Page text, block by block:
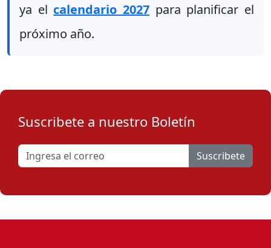
ya el calendario 2027 para planificar el
próximo año.
Suscribete a nuestro Boletín
Suscribete